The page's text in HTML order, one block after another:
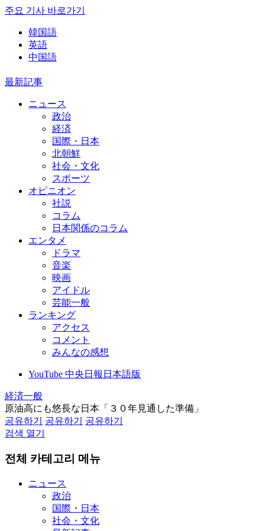
주요 기사 바로가기
韓国語
英語
中国語
最新記事
ニュース
政治
経済
国際・日本
北朝鮮
社会・文化
スポーツ
オピニオン
社説
コラム
日本関係のコラム
エンタメ
ドラマ
音楽
映画
アイドル
芸能一般
ランキング
アクセス
コメント
みんなの感想
YouTube 中央日報日本語版
経済一般
原油高にも悠長な日本「３０年見通した準備」
공유하기
공유하기
공유하기
검색 열기
전체 카테고리 메뉴
ニュース
政治
国際・日本
社会・文化